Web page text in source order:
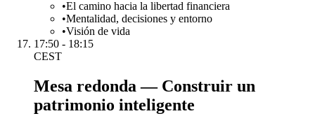
•El camino hacia la libertad financiera
•Mentalidad, decisiones y entorno
•Visión de vida
17:50 - 18:15
CEST
Mesa redonda — Construir un
patrimonio inteligente